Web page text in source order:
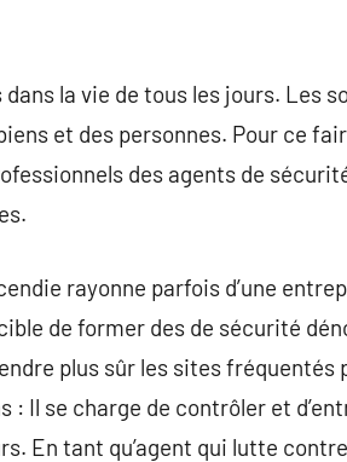
la vie de tous les jours. Les
et des personnes. Pour ce
des agents de
rayonne parfois d’une
de former des de sécurité
plus sûr les sites fréquentés
: Il se charge de contrôler et
En tant qu’agent qui lutte